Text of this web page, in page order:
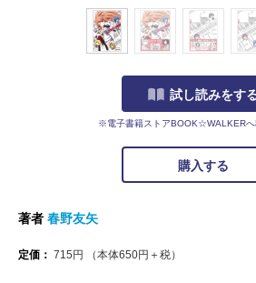
試し読みをす
※電子書籍ストアBOOK☆WALKERへ
購入する
著者 春野友矢
定価： 715 円 （本体650円＋税）